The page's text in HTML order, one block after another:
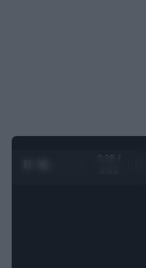
0:29 /